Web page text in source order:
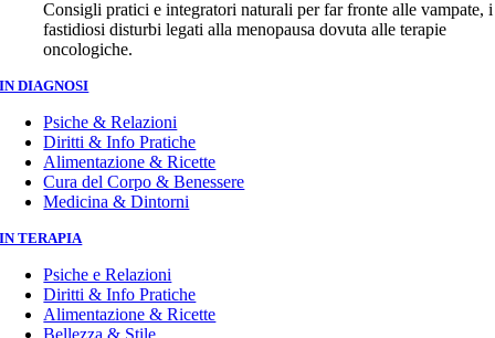
Consigli pratici e integratori naturali per far fronte alle vampate, i
fastidiosi disturbi legati alla menopausa dovuta alle terapie
oncologiche.
IN DIAGNOSI
Psiche & Relazioni
Diritti & Info Pratiche
Alimentazione & Ricette
Cura del Corpo & Benessere
Medicina & Dintorni
IN TERAPIA
Psiche e Relazioni
Diritti & Info Pratiche
Alimentazione & Ricette